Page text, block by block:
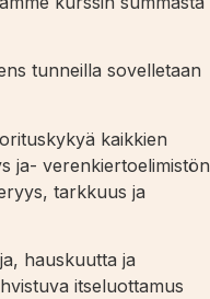
tunneilla sovelletaan
kaikkien
ja- verenkiertoelimistön
tarkkuus ja
hauskuutta ja
itseluottamus